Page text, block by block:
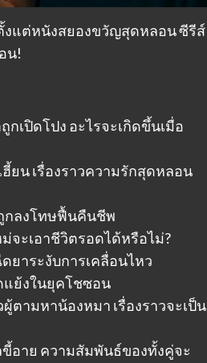
งแต่หนังสยองขวัญสุดหลอน ซีรีส์
น!
เปิดโปง อะไรจะเกิดขึ้นเมื่อ
ยน เรื่องราวความรักสุดหลอน
กลงโทษฟื้นคืนชีพ
จะเอาชีวิตรอดได้หรือไม่?
าระงับการเคลื่อนไหว
แย้งในยุคโชซอน
ตามหาน้องหมา เรื่องราวจะเป็น
อาย ความสัมพันธ์ของทั้งคู่จะ